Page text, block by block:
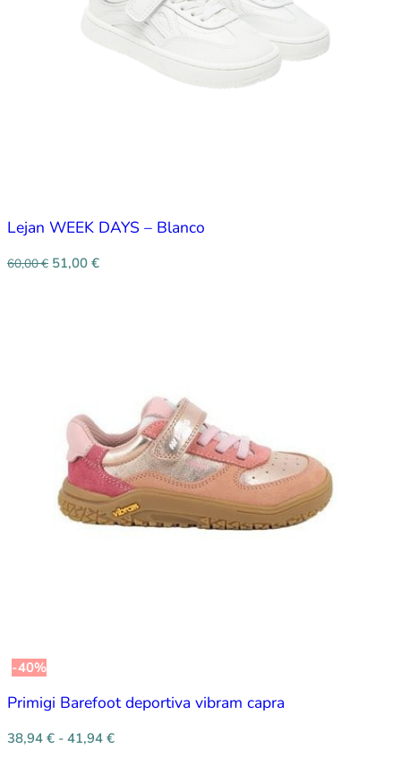
Lejan WEEK DAYS – Blanco
60,00€ 51,00 €
-40%
Primigi Barefoot deportiva vibram capra
38,94 € - 41,94 €